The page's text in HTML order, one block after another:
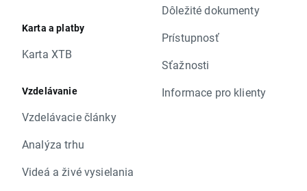
Karta a platby
Karta XTB
Vzdelávanie
Vzdelávacie články
Analýza trhu
Videá a živé vysielania
Dôležité dokumenty
Prístupnosť
Sťažnosti
Informace pro klienty